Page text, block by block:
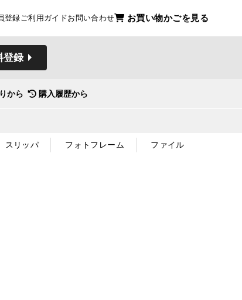
登録ご利用ガイドお問い合わせ お買い物かごを見る
登録
から 購入履歴から
スリッパ フォトフレーム ファイル